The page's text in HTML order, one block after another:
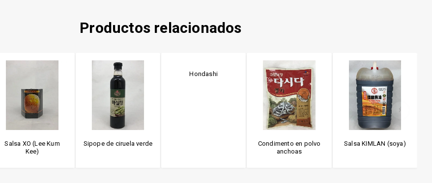
Productos relacionados
Salsa XO (Lee Kum
Kee)
Sipope de ciruela verde
Hondashi
Condimento en polvo
anchoas
Salsa KIMLAN (soya)